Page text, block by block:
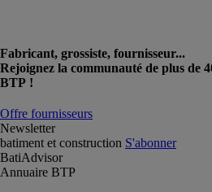
Fabricant, grossiste, fournisseur...
Rejoignez la communauté de plus de
BTP !
Offre fournisseurs
Newsletter
batiment et construction S'abonner
BatiAdvisor
Annuaire BTP